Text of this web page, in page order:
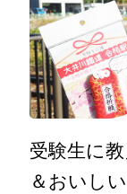
受験生に
＆おいし